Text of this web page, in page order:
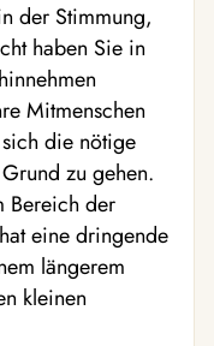
der Stimmung,
haben Sie in
Mitmenschen
die nötige
zu gehen.
Bereich der
eine dringende
längerem
kleinen